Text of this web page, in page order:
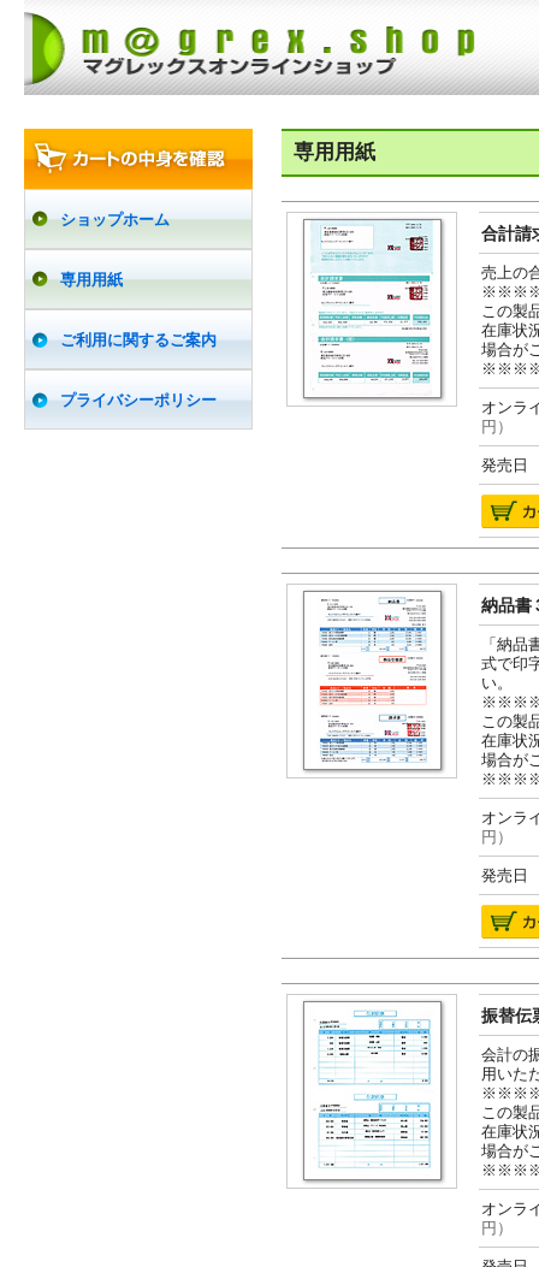
ショップホーム
専用用紙
ご利用に関するご案内
プライバシーポリシー
専用用紙
合計請
売上の
この製
在庫状
場合が
オン
円）
発売日
納品書
「納
式で印
い。
この製
在庫状
場合が
オン
円）
発売日
振替伝
会計の
用いた
この製
在庫状
場合が
オン
円）